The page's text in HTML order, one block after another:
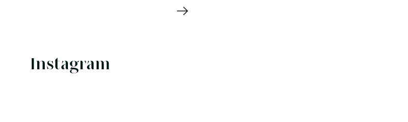
→
Instagram